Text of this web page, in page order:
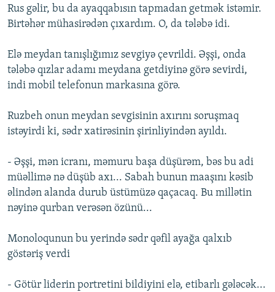
Rus gəlir, bu da ayaqqabısın tapmadan getmək istəmir.
Birtəhər mühasirədən çıxardım. O, da tələbə idi.
Elə meydan tanışlığımız sevgiyə çevrildi. Əşşi, onda
tələbə qızlar adamı meydana getdiyinə görə sevirdi,
indi mobil telefonun markasına görə.
Ruzbeh onun meydan sevgisinin axırını soruşmaq
istəyirdi ki, sədr xatirəsinin şirinliyindən ayıldı.
- Əşşi, mən icranı, məmuru başa düşürəm, bəs bu adi
müəllimə nə düşüb axı... Sabah bunun maaşını kəsib
əlindən alanda durub üstümüzə qaçacaq. Bu millətin
nəyinə qurban verəsən özünü...
Monoloqunun bu yerində sədr qəfil ayağa qalxıb
göstəriş verdi
- Götür liderin portretini bildiyini elə, etibarlı gələcək...